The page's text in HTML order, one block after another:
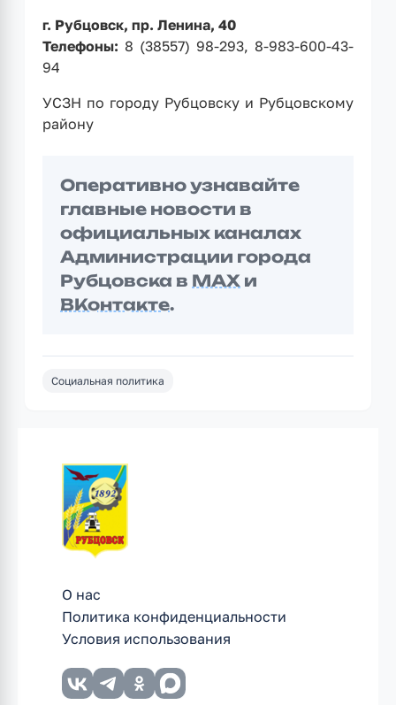
г. Рубцовск, пр. Ленина, 40
Телефоны: 8 (38557) 98-293, 8-983-600-43-
94
УСЗН по городу Рубцовску и Рубцовскому
району
Оперативно узнавайте
главные новости в
официальных каналах
Администрации города
Рубцовска в MAX и
ВКонтакте.
Социальная политика
О нас
Политика конфиденциальности
Условия использования